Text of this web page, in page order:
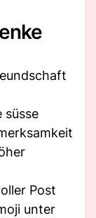
süsse
Post
unter